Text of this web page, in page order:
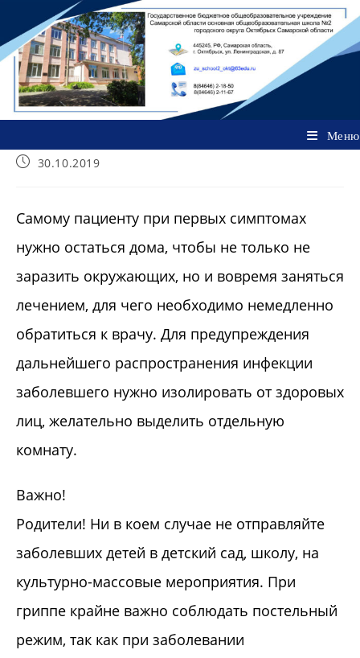
содержимому
Меню
Запись30.10.2019
Самому пациенту при первых симптомах
нужно остаться дома, чтобы не только не
заразить окружающих, но и вовремя заняться
лечением, для чего необходимо немедленно
обратиться к врачу. Для предупреждения
дальнейшего распространения инфекции
заболевшего нужно изолировать от здоровых
лиц, желательно выделить отдельную
комнату.
Важно!
Родители! Ни в коем случае не отправляйте
заболевших детей в детский сад, школу, на
культурно-массовые мероприятия. При
гриппе крайне важно соблюдать постельный
режим, так как при заболевании